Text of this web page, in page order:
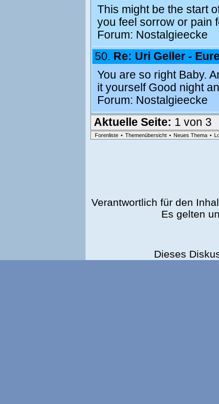
This might be the start
you feel sorrow or pain
Forum: Nostalgieecke
50. Re: Uri Geller -
You are so right Baby.
it yourself Good night
Forum: Nostalgieecke
Aktuelle Seite: 1 von 3
Forenliste • Themenübersicht • Neues Thema •
Verantwortlich für den
Es gelten
Dieses